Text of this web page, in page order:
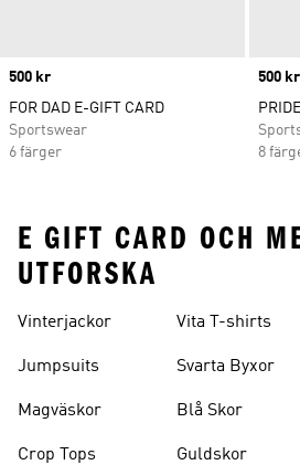
Price
500 kr
FOR DAD E-GIFT CARD
Sportswear
6 färger
Price
500 kr
8
E GIFT CARD OCH
UTFORSKA
Vinterjackor
Jumpsuits
Magväskor
Crop Tops
Vita T-shirts
Svarta Byxor
Blå Skor
Guldskor